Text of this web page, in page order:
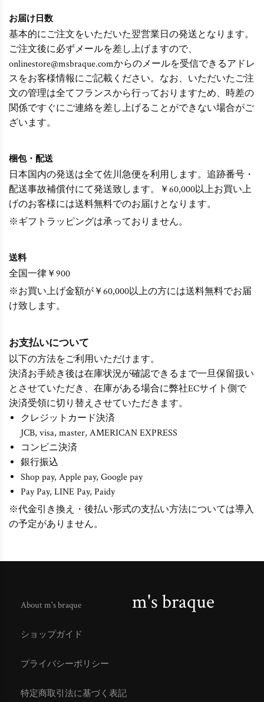
お届け日数
基本的にご注文をいただいた翌営業日の発送となります。
ご注文後に必ずメールを差し上げますので、
onlinestore@msbraque.comからのメールを受信できるアドレ
スをお客様情報にご記載ください。なお、いただいたご注
文の管理は全てフランスから行っておりますため、時差の
関係ですぐにご連絡を差し上げることができない場合がご
ざいます。
梱包・配送
日本国内の発送は全て佐川急便を利用します。追跡番号・
配送事故補償付にて発送致します。￥60,000以上お買い上
げのお客様には送料無料でのお届けとなります。
※ギフトラッピングは承っておりません。
送料
全国一律￥900
※お買い上げ金額が￥60,000以上の方には送料無料でお届
け致します。
お支払いについて
以下の方法をご利用いただけます。
決済お手続き後は在庫状況が確認できるまで一旦保留扱い
とさせていただき、在庫がある場合に弊社ECサイト側で
決済受領に切り替えさせていただきます。
クレジットカード決済
JCB, visa, master, AMERICAN EXPRESS
コンビニ決済
銀行振込
Shop pay, Apple pay, Google pay
Pay Pay, LINE Pay, Paidy
※代金引き換え・後払い形式の支払い方法については導入
の予定がありません。
About m's braque
ショップガイド
プライバシーポリシー
特定商取引法に基づく表記
m's braque